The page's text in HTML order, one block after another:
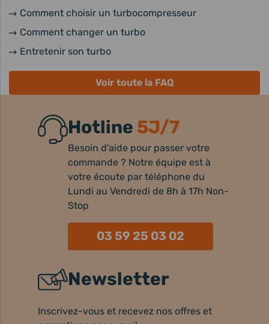
Comment choisir un turbocompresseur
Comment changer un turbo
Entretenir son turbo
Voir toute la FAQ
Hotline 5J/7
Besoin d'aide pour passer votre
commande ? Notre équipe est à
votre écoute par téléphone du
Lundi au Vendredi de 8h à 17h Non-
Stop
03 59 25 03 02
Newsletter
Inscrivez-vous et recevez nos offres et